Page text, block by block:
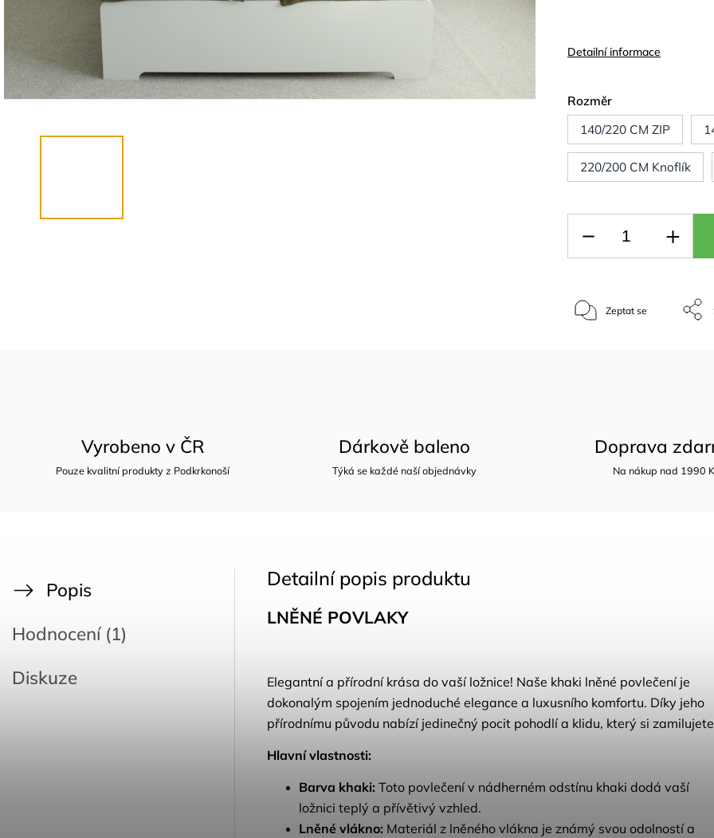
Detailní informace
Rozměr
140/220 CM ZIP
220/200 CM Knoflík
Zeptat se
Vyrobeno v ČR
Pouze kvalitní produkty z Podkrkonoší
Dárkově baleno
Týká se každé naší objednávky
Doprava
Na nákup nad 1990
Popis
Hodnocení (1)
Diskuze
Detailní popis produktu
LNĚNÉ POVLAKY
Elegantní a přírodní krása do vaší ložnice! Naše khaki lněné povlečení je
dokonalým spojením jednoduché elegance a luxusního komfortu. Díky jeho
přírodnímu původu nabízí jedinečný pocit pohodlí a klidu, který si
Hlavní vlastnosti:
Barva khaki: Toto povlečení v nádherném odstínu khaki dodá vaší
ložnici teplý a přívětivý vzhled.
Lněné vlákno: Materiál z lněného vlákna je známý svou odolností a